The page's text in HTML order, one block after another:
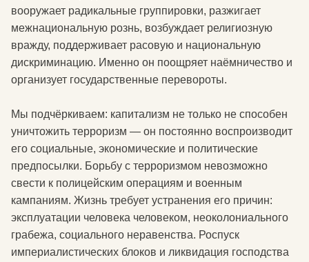
вооружает радикальные группировки, разжигает
межнациональную рознь, возбуждает религиозную
вражду, поддерживает расовую и национальную
дискриминацию. Именно он поощряет наёмничество и
организует государственные перевороты.
Мы подчёркиваем: капитализм не только не способен
уничтожить терроризм — он постоянно воспроизводит
его социальные, экономические и политические
предпосылки. Борьбу с терроризмом невозможно
свести к полицейским операциям и военным
кампаниям. Жизнь требует устранения его причин:
эксплуатации человека человеком, неоколониального
грабежа, социального неравенства. Роспуск
империалистических блоков и ликвидация господства